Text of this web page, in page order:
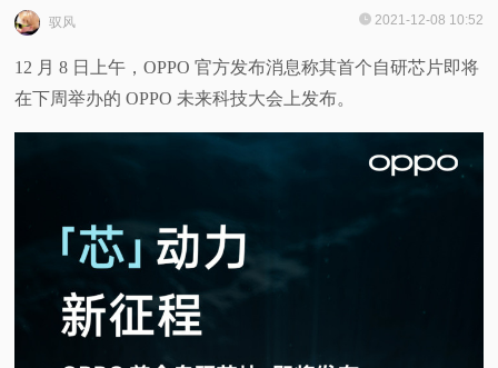
首
页
驭风 2021-12-08 10:52
12 月 8 日上午，OPPO 官方发布消息称其首个自研芯片即将
在下周举办的 OPPO 未来科技大会上发布。